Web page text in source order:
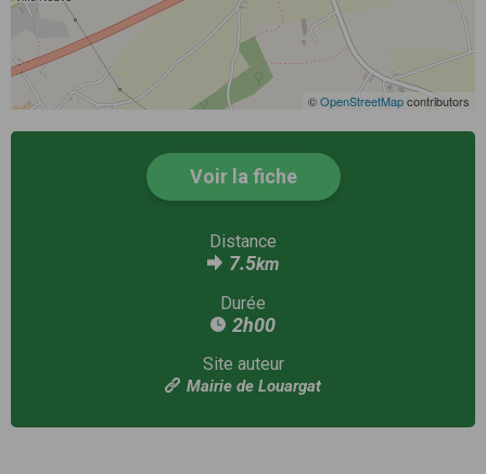
©OpenStreetMapcontributors
Voir la fiche
Distance
7.5km
Durée
2h00
Site auteur
Mairie de Louargat